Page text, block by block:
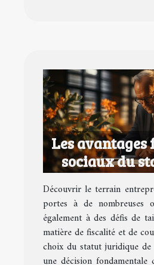
Les avantages
sociaux du
pour les
Découvrir le terrain
portes à de nombreuses
également à des défis de
matière de fiscalité et de
choix du statut juridique
une décision